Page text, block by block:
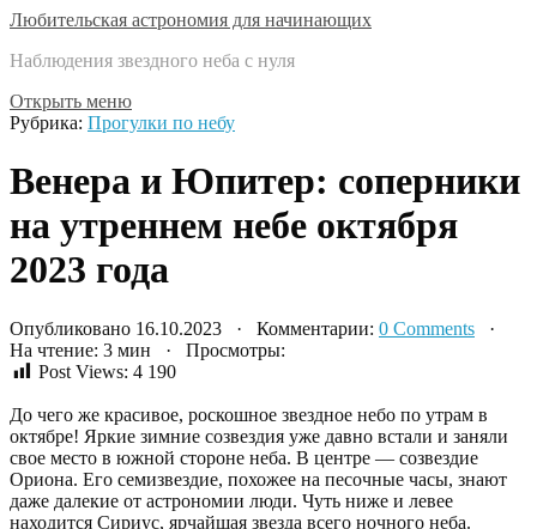
Любительская астрономия для начинающих
Наблюдения звездного неба с нуля
Открыть меню
Рубрика: Прогулки по небу
Венера и Юпитер: соперники
на утреннем небе октября
2023 года
Опубликовано 16.10.2023 · Комментарии: 0 Comments ·
На чтение: 3 мин · Просмотры:
Post Views: 4 190
До чего же красивое, роскошное звездное небо по утрам в
октябре! Яркие зимние созвездия уже давно встали и заняли
свое место в южной стороне неба. В центре — созвездие
Ориона. Его семизвездие, похожее на песочные часы, знают
даже далекие от астрономии люди. Чуть ниже и левее
находится Сириус, ярчайшая звезда всего ночного неба.